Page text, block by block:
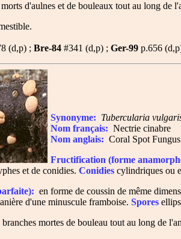
d'aulnes et de bouleaux tout au long de
(d,p) ; Bre-84 #341 (d,p) ; Ger-99 p.656
Synonyme: Tubercularia
Nom français: Nectrie cinabre
Nom anglais: Coral Spot Fungus
Fructification (forme
et de conidies. Conidies cylindriques ou
en forme de coussin de même
d'une minuscule framboise. Spores
branches mortes de bouleau tout au long de